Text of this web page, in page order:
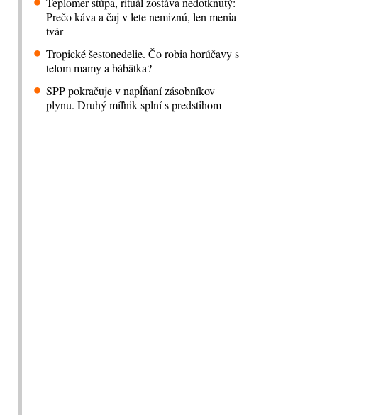
Prečo káva a čaj v lete nemiznú, len menia
tvár
Tropické šestonedelie. Čo robia horúčavy s
telom mamy a bábätka?
SPP pokračuje v napĺňaní zásobníkov
plynu. Druhý míľnik splní s predstihom